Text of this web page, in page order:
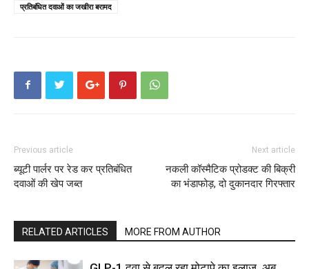
प्रतिबंधित दवाओं का जखीरा बरामद
Previous article
ब्यूटी पार्लर पर रेड कर प्रतिबंधित
दवाओं की खेप जब्त
Next article
नकली कॉस्मैटिक प्रोडक्ट की बिक्री
का भंडाफोड़, दो दुकानदार गिरफ्तार
RELATED ARTICLES MORE FROM AUTHOR